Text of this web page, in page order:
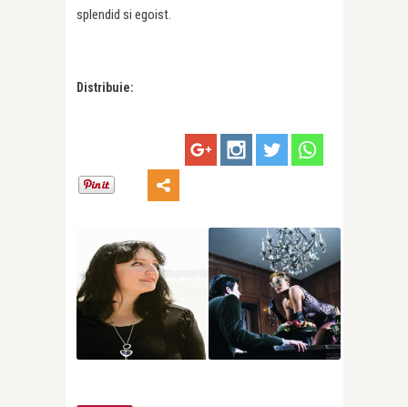
splendid si egoist.
Distribuie: